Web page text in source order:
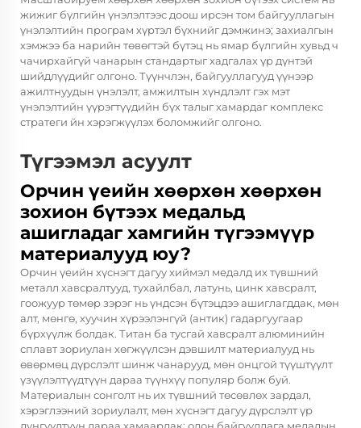
жижиг бүлгийн үнэлэлтээс доош ирсэн том байгууллагын
үнэлэлтийн програм хүртэл бүхнийг дэмжинэ; захиалгын
хэмжээ ба нарийн төвөгтэй бүтэц нь ямар бүлгийн хувьд ч
чачирхайгүй чанарын стандартыг хадгалах үр дүнтэй
шийдлүүдийг олгоно. Түүнчлэн, байгууллагууд үүнээр
ажилтнуудын үнэлэлт, амжилтын хүндлэлт гэх мэт
үнэлэлтийн үүрэгтүүдийн бүх талыг хамардаг комплекс
стратеги йн хэрэгжүүлэх боломжийг олгоно.
Түгээмэл асуулт
Орчин үеийн хөөрхөн хөөрхөн
зохион бүтээх медальд
ашигладаг хамгийн түгээмүүр
материалууд юу?
Орчин үеийн хүснэгт дагуу хиймэл медалд их түвшний
металл хавсралтууд, тухайлбал, латунь, цинк хавсралт,
гоожуур төмөр зэрэг нь үндсэн бүтэцдээ ашиглагддак, мөн
алт, мөнгө, хуучин хүрээлэнгүй (антик) гадаргуугаар
бүрхүүлж болдак. Титан ба тусгай хавсралт алюминийн
сплавт зориулан хөгжүүлсэн дэвшилт материалууд нь
өвөрмөц дүрслэлт шинж чанарууд, мөн онцгой түүштүүлт
үзүүлэлтүүдтүүн дараа түүнхүү популяр болж буй.
Материалын сонголт нь их түвшний төсөвлөх зардал,
хэрэглээний зориулалт, мөн хүснэгт дагуу дүрслэлт үр
дүнгүүдтүүн дараа хамаардак; олон байгууллага медалын